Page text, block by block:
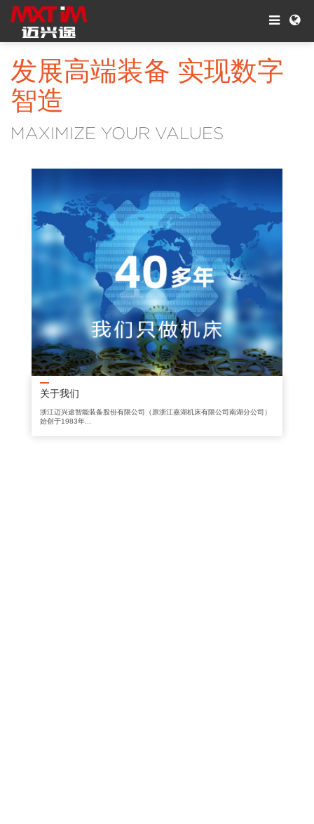
发展高端装备 实现数字
智造
MAXIMIZE YOUR VALUES
关于我们
浙江迈兴途智能装备股份有限公司（原浙江嘉湖机床有限公司南湖分公司）
始创于1983年...